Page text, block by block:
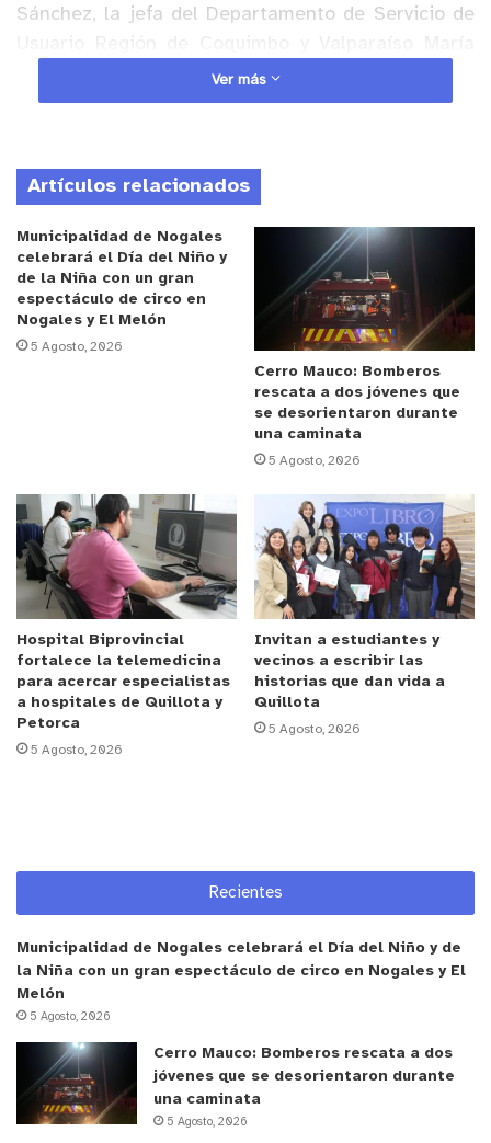
Sánchez, la jefa del Departamento de Servicio de
Verónica Vargas, el delegado presidencial
provincial José Orrego, la administradora
En efecto, se espera “iniciar la tramitación del
convenio que nos va a permitir prestar el servicio
de venta de bonos en la Delegación Municipal de
San Pedro, a propósito de la distancia, a propósito
de sentir que tenemos por llevar nuestros
servicios a la comunidad. Hoy día estamos
incorporando servicios no necesariamente de la
institución municipalidad, pero sí a través de la
municipalidad podemos generar este tipo de
trabajo colaborativo. Agradecido de Fonasa ya que
hay una respuesta positiva a nuestra solicitud.
Iniciamos la tramitación para que junto con los
requerimientos técnicos y administrativos
podamos destinar al personal, para que ojalá en
no más allá de 40 o 45 días podamos empezar
entregar este servicio en nuestra Delegación de
San Pedro”, puntualizó la autoridad comunal.
los cuales hasta el día de hoy se encuentran
disponibles en los operativos que se realizan en
María Verónica Vargas, jefa del Departamento de
Servicio de Usuario de la Región de Coquimbo y
Valparaíso mencionó que esta instancia es muy
importante porque precisamente va en la lógica
que trabaja Fonasa, acercar todos los servicios a
Ver más
Artículos relacionados
Municipalidad de Nogales
celebrará el Día del Niño y
de la Niña con un gran
espectáculo de circo en
Nogales y El Melón
5 Agosto, 2026
Cerro Mauco: Bomberos
rescata a dos jóvenes que
se desorientaron durante
una caminata
5 Agosto, 2026
Hospital Biprovincial
fortalece la telemedicina
para acercar especialistas
a hospitales de Quillota y
Petorca
5 Agosto, 2026
Invitan a estudiantes y
vecinos a escribir las
historias que dan vida a
Quillota
5 Agosto, 2026
Recientes
Municipalidad de Nogales celebrará el Día del Niño y de
la Niña con un gran espectáculo de circo en Nogales y El
Melón
5 Agosto, 2026
Cerro Mauco: Bomberos rescata a dos
jóvenes que se desorientaron durante
una caminata
5 Agosto, 2026